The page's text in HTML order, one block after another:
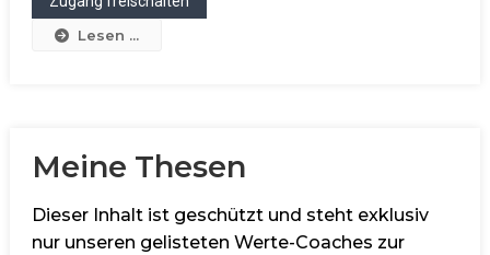
Lesen ...
Meine Thesen
Dieser Inhalt ist geschützt und steht exklusiv
nur unseren gelisteten Werte-Coaches zur